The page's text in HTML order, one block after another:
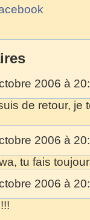
2006 à
de retour, je
2006 à
tu fais
2006 à